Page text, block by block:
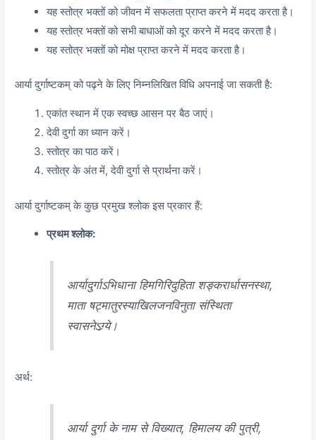
यह स्तोत्र भक्तों को जीवन में सफलता प्राप्त करने में मदद करता है।
यह स्तोत्र भक्तों को सभी बाधाओं को दूर करने में मदद करता है।
यह स्तोत्र भक्तों को मोक्ष प्राप्त करने में मदद करता है।
आर्या दुर्गाष्टकम् को पढ़ने के लिए निम्नलिखित विधि अपनाई जा सकती है:
एकांत स्थान में एक स्वच्छ आसन पर बैठ जाएं।
देवी दुर्गा का ध्यान करें।
स्तोत्र का पाठ करें।
स्तोत्र के अंत में, देवी दुर्गा से प्रार्थना करें।
आर्या दुर्गाष्टकम् के कुछ प्रमुख श्लोक इस प्रकार हैं:
प्रथम श्लोक:
आर्यादुर्गाऽभिधाना हिमगिरिदुहिता शङ्करार्धासनस्था,
माता षट्मातुरस्याखिलजनविनुता संस्थिता
स्वासनेऽग्र्ये।
अर्थ:
आर्या दुर्गा के नाम से विख्यात, हिमालय की पुत्री,